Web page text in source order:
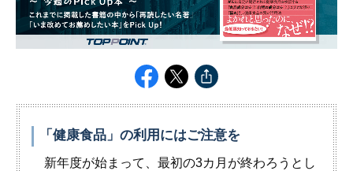
「健康食品」の利用にはご注意を
新年度が始まって、最初の3カ月が終わろうとし